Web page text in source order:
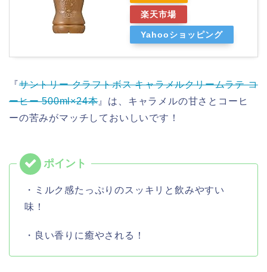
楽天市場
Yahooショッピング
『サントリー クラフトボス キャラメルクリームラテ コ
ーヒー 500ml×24本』は、キャラメルの甘さとコーヒ
ーの苦みがマッチしておいしいです！
・ミルク感たっぷりのスッキリと飲みやすい
味！
・良い香りに癒やされる！